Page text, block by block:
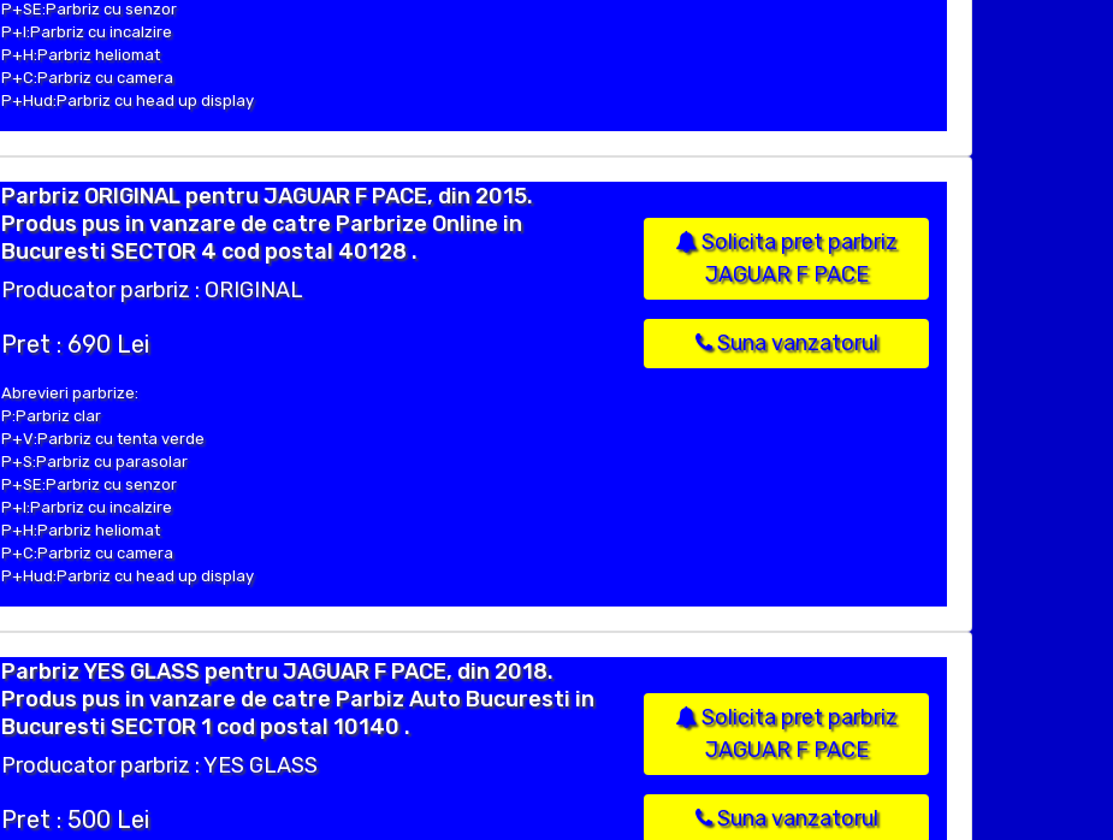
P+SE:Parbriz cu senzor
P+I:Parbriz cu incalzire
P+H:Parbriz heliomat
P+C:Parbriz cu camera
P+Hud:Parbriz cu head up display
Parbriz ORIGINAL pentru JAGUAR F PACE, din 2015.
Produs pus in vanzare de catre Parbrize Online in
Bucuresti SECTOR 4 cod postal 40128 .
Producator parbriz : ORIGINAL
Pret : 690 Lei
Abrevieri parbrize:
P:Parbriz clar
P+V:Parbriz cu tenta verde
P+S:Parbriz cu parasolar
P+SE:Parbriz cu senzor
P+I:Parbriz cu incalzire
P+H:Parbriz heliomat
P+C:Parbriz cu camera
P+Hud:Parbriz cu head up display
Solicita pret parbriz
JAGUAR F PACE
Suna vanzatorul
Parbriz YES GLASS pentru JAGUAR F PACE, din 2018.
Produs pus in vanzare de catre Parbiz Auto Bucuresti in
Bucuresti SECTOR 1 cod postal 10140 .
Producator parbriz : YES GLASS
Pret : 500 Lei
Solicita pret parbriz
JAGUAR F PACE
Suna vanzatorul